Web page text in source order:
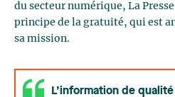
du secteur numérique, La
principe de la gratuité, qui est
sa mission.
L’information de